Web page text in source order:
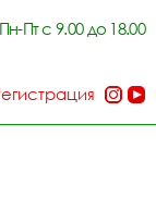
Пн-Пт с 9.00 до 18.00